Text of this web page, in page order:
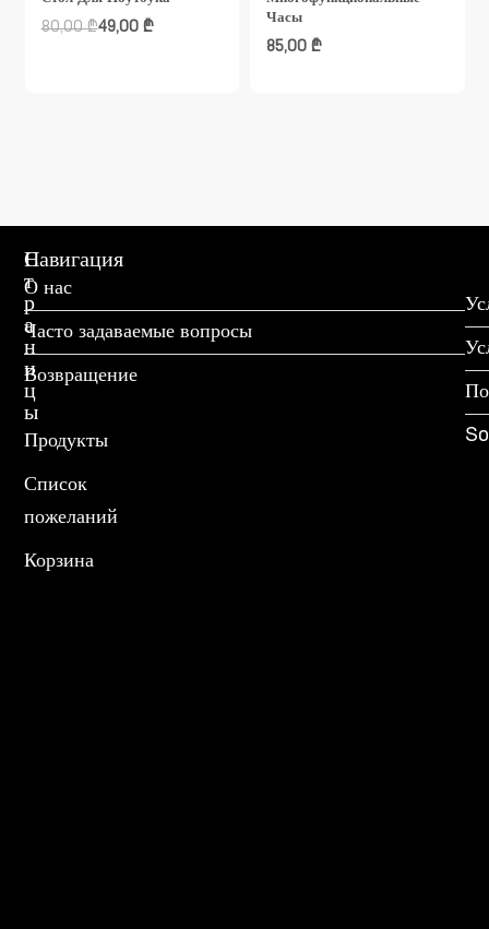
80,00₾49,00 ₾
Часы
85,00₾
С
т
р
а
н
и
ц
ы
Продукты
Список
пожеланий
Корзина
Навигация
О нас
Часто задаваемые вопросы
Возвращение